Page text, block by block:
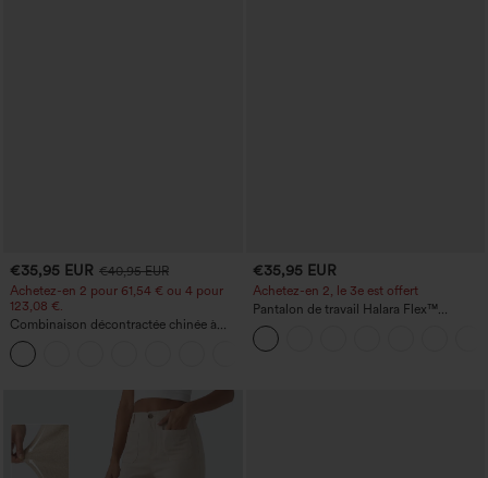
€35,95 EUR €40,95 EUR
Achetez-en 2 pour 61,54 € ou 4 pour
123,08 €.
Combinaison décontractée chinée à
bretelles réglables, fronces et jambes
larges, avec poches — facile comme
tout
€35,95 EUR
Achetez-en 2, le 3e est offert
Pantalon de travail Halara Flex™
DayStretch à taille haute, avec poches et
coupe droite